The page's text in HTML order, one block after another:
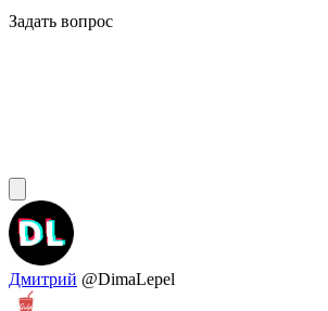
Задать вопрос
Дмитрий @DimaLepel